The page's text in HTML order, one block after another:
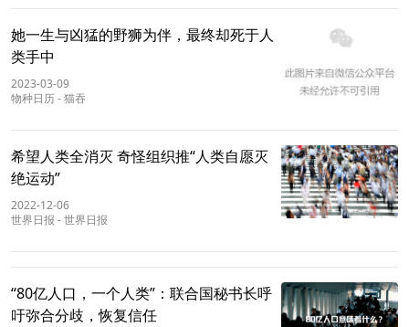
她一生与凶猛的野狮为伴，最终却死于人
类手中
2023-03-09
物种日历-猫吞
希望人类全消灭 奇怪组织推“人类自愿灭
绝运动”
2022-12-06
世界日报 -世界日报
“80亿人口，一个人类”：联合国秘书长呼
吁弥合分歧，恢复信任